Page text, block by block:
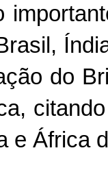
do
e África